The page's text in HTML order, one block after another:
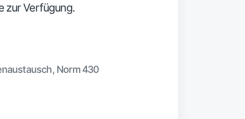
zur Verfügung.
, Norm 430